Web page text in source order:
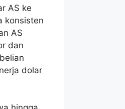
AS ke
konsisten
AS
dan
dolar